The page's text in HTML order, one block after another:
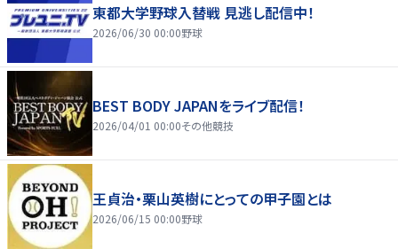
東都大学野球入替戦 見逃し配信中！
2026/06/30 00:00野球
BEST BODY JAPANをライブ配信！
2026/04/01 00:00その他競技
王貞治・栗山英樹にとっての甲子園とは
2026/06/15 00:00野球